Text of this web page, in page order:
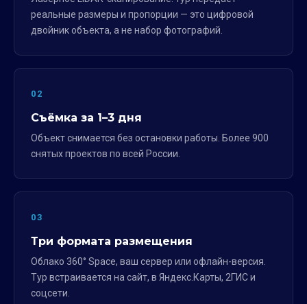
реальные размеры и пропорции — это цифровой
двойник объекта, а не набор фотографий.
02
Съёмка за 1–3 дня
Объект снимается без остановки работы. Более 900
снятых проектов по всей России.
03
Три формата размещения
Облако 360° Space, ваш сервер или офлайн-версия.
Тур встраивается на сайт, в Яндекс.Карты, 2ГИС и
соцсети.